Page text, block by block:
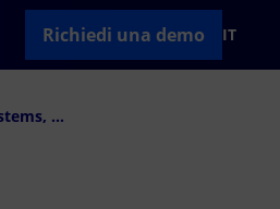
Richiedi una demo IT
Hardis Group viene annoverata da Gartner nel suo Magic Quadrant for Warehouse Management Systems, Europe Context